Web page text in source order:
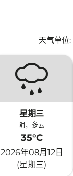
天气单位:
星期三
阴，多云
35°C
2026年08月12日
(星期三)